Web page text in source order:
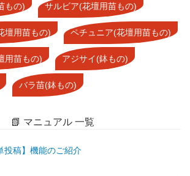
もの) サルビア(花壇用苗もの)
壇用苗もの) ペチュニア(花壇用苗もの)
用苗もの) アジサイ(鉢もの)
バラ苗(鉢もの)
📗 マニュアル 一覧
投稿】機能のご紹介